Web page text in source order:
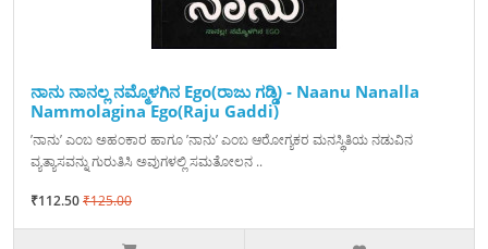
ನಾನು ನಾನಲ್ಲ ನಮ್ಮೊಳಗಿನ Ego(ರಾಜು ಗಡ್ಡಿ) - Naanu Nanalla
Nammolagina Ego(Raju Gaddi)
’ನಾನು’ ಎಂಬ ಅಹಂಕಾರ ಹಾಗೂ ’ನಾನು’ ಎಂಬ ಆರೋಗ್ಯಕರ ಮನಸ್ಥಿತಿಯ ನಡುವಿನ
ವ್ಯತ್ಯಾಸವನ್ನು ಗುರುತಿಸಿ ಅವುಗಳಲ್ಲಿ ಸಮತೋಲನ ..
₹112.50₹125.00